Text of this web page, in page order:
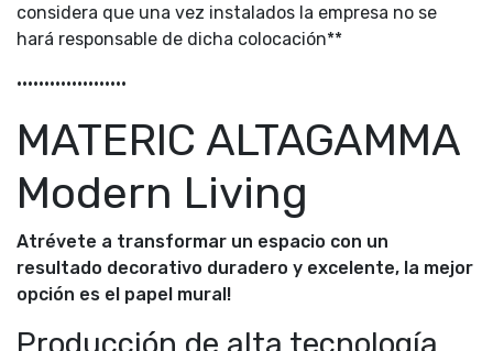
considera que una vez instalados la empresa no se
hará responsable de dicha colocación**
••••••••••••••••••••
MATERIC ALTAGAMMA
Modern Living
Atrévete a transformar un espacio con un
resultado decorativo duradero y excelente, la mejor
opción es el papel mural!
Producción de alta tecnología